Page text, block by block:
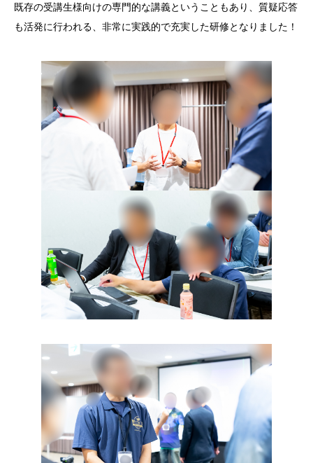
既存の受講生様向けの専門的な講義ということもあり、質疑応答
も活発に行われる、非常に実践的で充実した研修となりました！